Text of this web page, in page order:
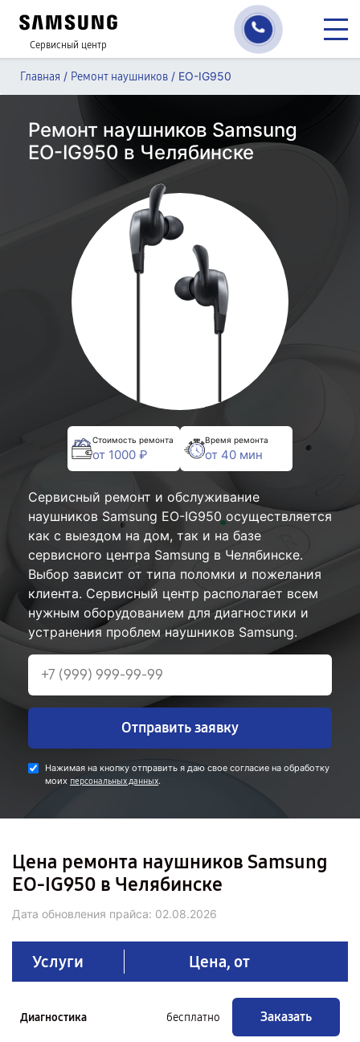
Сервисный центр
Главная / Ремонт наушников / EO-IG950
Ремонт наушников Samsung
EO-IG950 в Челябинске
Стоимость ремонта
от 1000 ₽
Время ремонта
от 40 мин
Сервисный ремонт и обслуживание
наушников Samsung EO-IG950 осуществляется
как с выездом на дом, так и на базе
сервисного центра Samsung в Челябинске.
Выбор зависит от типа поломки и пожелания
клиента. Сервисный центр располагает всем
нужным оборудованием для диагностики и
устранения проблем наушников Samsung.
Отправить заявку
Нажимая на кнопку отправить я даю свое согласие на обработку
моих персональных данных.
Цена ремонта наушников Samsung
EO-IG950 в Челябинске
Дата обновления прайса: 02.08.2026
Услуги Цена, от
Диагностика бесплатно Заказать